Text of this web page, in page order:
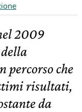
2009
percorso che
risultati,
da